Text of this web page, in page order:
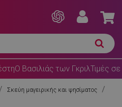
Ο Βασιλιάς των ΓκριλΤιμές σε
Σκεύη μαγειρικής και ψησίματος